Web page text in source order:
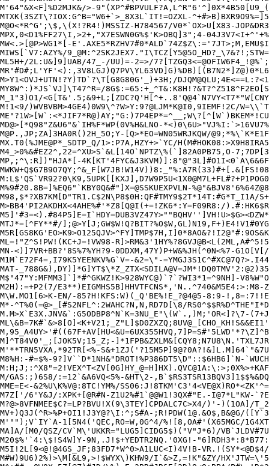
M'64"&X<F]%D2MJK&/>-
MTXK(3SZT\?IOX:G^B="W6+`>_8X3L`IT!=OZXL-
M@O<*R^G';\$,\(X!?R4!)MSSIZ-H784567/V0*`OX>U[X83-
MPX,0<D1%FF27\I,>2+,"X7ESWN0G%$'K>OBQ]3";4-
MW<.>[@P>WG1*[-
MIWS[`V7:AZY%/
ML5H+/2L:U&]9]UAB/47_-/UU)=-2=>/
M>Y1<OVJ+UTN!?Y)TD`?\T[G8G80G'_)+3H;/
MY8W^:)*JS`VJ]\T47^R=/
M_1"3)O1/
M!1<9/)WVBVBM>4GE4)0W9\^?W>Y:9?@LJM*K@I0,9IEMF!2C/
MD@>[*Q98"Z&U6"&`IH%F*WP(0V%H&LNO-
M@P.,JP;ZA]3HA0R()2H_5O;Y-[Q>*EO=WN05WRJKQW/
MX.T0(%JME@P*_SDTP_Q/1>:P7A,HZY+>`YC/
M4_>0%&#EZ2^,22=^XU>S`&L[14O`NPTZ\%(`]82A0PB75,O-
MP,;^\:R])"HJA*[-
M%9#20.8B=]%EQ6"`KBY0Q&#"]X=@SSKUEXPVLN-
M98,$*?XB7KM[D"TR1.C$2N\P8$0H:QF#TMY9$2T*14T:#G*T_I1A/
M>BB4'PI2AKDHX<4AHE%#'*Z8[Q@I(+=!ZK6*:Y=F09R8:/
MTJ*=[^FY**#/
ML=!"Z^S!PW!(KC+J=!VW98-
MN-<)]7VR+BB?'8S%7%YH?9-0DDXM,47Y)P+W&%JH(^0N<%7-
M1M`E72F4=,I79K5YEENKV%G`V=-&2=\"-
MAT-
M$"47"Y:MFMM3]`]*#^GKWZ!K>928WYC@)`?`?WI3*1=^9NH]-
M2H):=+P2(7/E3**)EIGMHS5B]HHVTFCNS*,'N..^740&M5E4:>:M8-
M\W.MO1[6>K-EN/-85?H!KFS:W)(_Q'BE%!E_?@4@5-8:9-
M*-^T%0(=@>_[#S2NFL^:2WAHC?N,N,RD7D[\8/
M.M>X`E3X.JNV&`:G5ODBP8^N`K=3NU_E"\(W`.,)M;'OR<]?\7-
M]^T84V0'_;[JOK5V;15_Z;-
M'**TRN5VXA,*92TR[<%-
M8%H:-#=$%-9?]V``D*1NH&"DROT!%P386DT5\D"::$6HB6]`N-
M/GAS:;)6S8/:=12`&A6VQ<5%-&HT\2-
MME=E<-&2%U\K%V@:8TC!YM%/
M7Z['/6'Y&J/:XPK+[@R#N-Z1U2%#1`@@W1!3QX#"E.-I@7*L"KW-
M?@>8VFNMEE$C?=LP?BVU!X(9\3TEY]CPDALC7C>X4/)'-)(1OA]/
MV+)Q3J(^R>%P+OI1!J3Y@?\I:^;S#A-;R!PDW(1@.&O$,B&@G/
M'"");V`IY`A-1[5N4('QEC,RO=W,0G^4/%![8,OA#'(X65MGC/
MA]A/[M0/QSZ/CV`M\'UKKR="LUG5]CIDG5$)("V"J*6)/
M20$%'`4:\$!S4W]Y-9N,.J!$+YEDTR2NQ.'0XG!-
M5I!2L[9<@!@4GS_JF;83FD7*W^0>A1LUC<I)4V!B-
M#W)9U6)2%)>\M[&L9,>!$WYX\)KHW9/I`&>Z,=!K"&ZY/